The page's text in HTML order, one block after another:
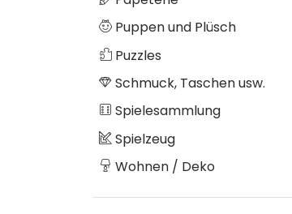
Puppen und Plüsch
Puzzles
Schmuck, Taschen usw.
Spielesammlung
Spielzeug
Wohnen / Deko